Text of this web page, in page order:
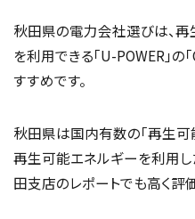
秋田県の電力会社選びは、
を利用できる「U-POWER」の
すすめです。
秋田県は国内有数の「再生可
再生可能エネルギーを利用
田支店のレポートでも高く評